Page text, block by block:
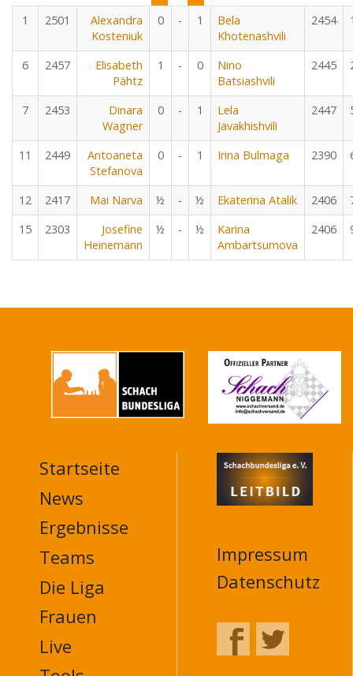
1
2501
Alexandra
Kosteniuk
0 - 1
Bela
Khotenashvili
2454
6 2457
Elisabeth
Pähtz
1 - 0
Nino
Batsiashvili
2445
7 2453
Dinara
Wagner
0 - 1
Lela
Javakhishvili
2447
11 2449
Antoaneta
Stefanova
0 - 1 Irina Bulmaga 2390
12 2417 Mai Narva ½ - ½ Ekaterina Atalik 2406
15
2303
Josefine
Heinemann
½ - ½
Karina
Ambartsumova
2406
MAIN
NAVIGATION
FOOTER
Startseite
News
Ergebnisse
Teams
Die Liga
Frauen
Live
Impressum
Datenschutz